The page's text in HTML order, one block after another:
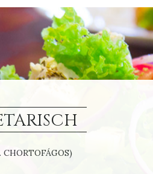
CHORTOFÁGOS)